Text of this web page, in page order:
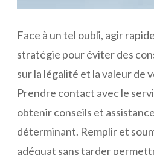
Face à un tel oubli, agir
stratégie pour éviter des
sur la légalité et la valeur de
Prendre contact avec le
obtenir conseils et
déterminant. Remplir et
adéquat sans tarder